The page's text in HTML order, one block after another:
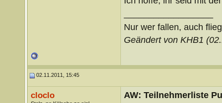
Nur wer fallen, auch
Geändert von KHB1
02.11.2011, 15:45
cloclo
AW: Teilnehmerliste